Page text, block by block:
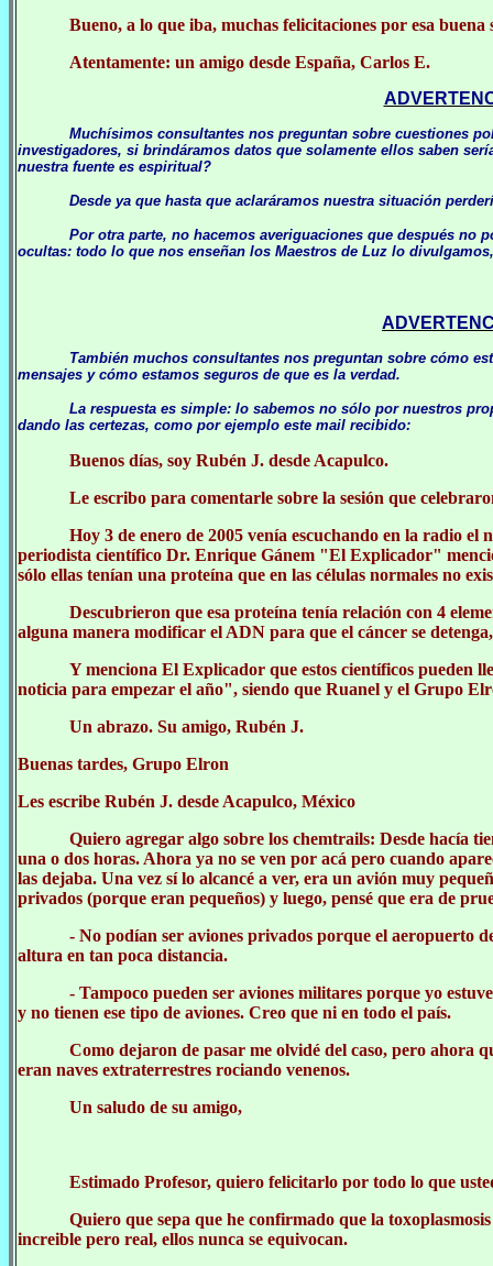
Bueno, a lo que iba, muchas felicitaciones por esa
Atentamente: un amigo desde España, Carlos E.
Muchísimos consultantes nos preguntan sobre cuestiones
investigadores, si brindáramos datos que solamente ellos saben
nuestra fuente es espiritual?
Desde ya que hasta que aclaráramos nuestra situación
Por otra parte, no hacemos averiguaciones que después no
ocultas: todo lo que nos enseñan los Maestros de Luz lo
También muchos consultantes nos preguntan sobre cómo
mensajes y cómo estamos seguros de que es la verdad.
La respuesta es simple: lo sabemos no sólo por nuestros
dando las certezas, como por ejemplo este mail recibido:
Buenos días, soy Rubén J. desde Acapulco.
Le escribo para comentarle sobre la sesión que
Hoy 3 de enero de 2005 venía escuchando en la radio
periodista científico Dr. Enrique Gánem "El Explicador"
sólo ellas tenían una proteína que en las células normales no
Descubrieron que esa proteína tenía relación con 4
alguna manera modificar el ADN para que el cáncer se
Y menciona El Explicador que estos científicos pueden
noticia para empezar el año", siendo que Ruanel y el Grupo
Un abrazo. Su amigo, Rubén J.
Buenas tardes, Grupo Elron
Les escribe Rubén J. desde Acapulco, México
Quiero agregar algo sobre los chemtrails: Desde hacía
una o dos horas. Ahora ya no se ven por acá pero cuando
las dejaba. Una vez sí lo alcancé a ver, era un avión muy
privados (porque eran pequeños) y luego, pensé que era de
- No podían ser aviones privados porque el aeropuerto
altura en tan poca distancia.
- Tampoco pueden ser aviones militares porque yo
y no tienen ese tipo de aviones. Creo que ni en todo el país.
Como dejaron de pasar me olvidé del caso, pero ahora
eran naves extraterrestres rociando venenos.
Un saludo de su amigo,
Estimado Profesor, quiero felicitarlo por todo lo que
Quiero que sepa que he confirmado que la
increible pero real, ellos nunca se equivocan.